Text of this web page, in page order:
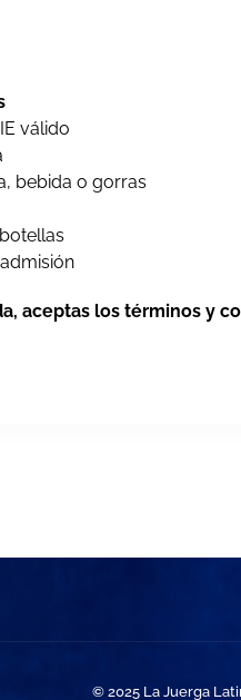
válido
bebida o gorras
aceptas los términos y
© 2025 La Juerga